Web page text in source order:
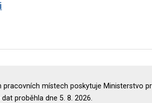
pracovních místech poskytuje Ministerstvo
proběhla dne 5. 8. 2026.